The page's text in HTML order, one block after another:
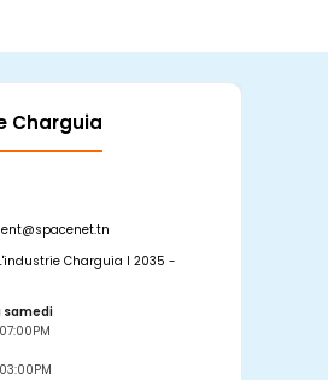
Charguia
Charguia I 2035 -
samedi